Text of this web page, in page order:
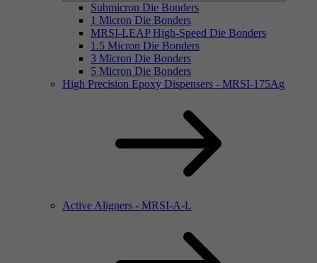
Submicron Die Bonders
1 Micron Die Bonders
MRSI-LEAP High-Speed Die Bonders
1.5 Micron Die Bonders
3 Micron Die Bonders
5 Micron Die Bonders
High Precision Epoxy Dispensers - MRSI-175Ag
Active Aligners - MRSI-A-L